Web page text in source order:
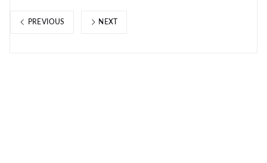
PREVIOUS NEXT